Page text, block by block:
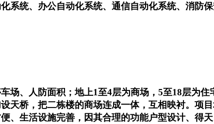
系统、办公自动化系统、通信自动化系统、消防
场、人防面积；地上1至4层为商场，5至18层为
天桥，把二栋楼的商场连成一体，互相映衬。项
、生活设施完善，因其合理的功能户型设计、得天